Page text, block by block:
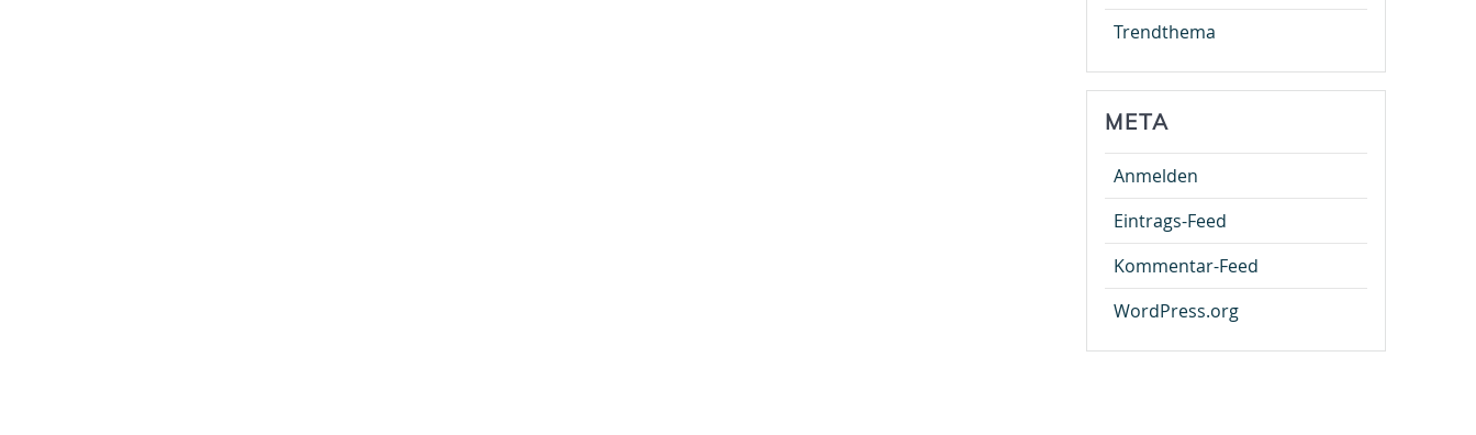
Trendthema
META
Anmelden
Eintrags-Feed
Kommentar-Feed
WordPress.org